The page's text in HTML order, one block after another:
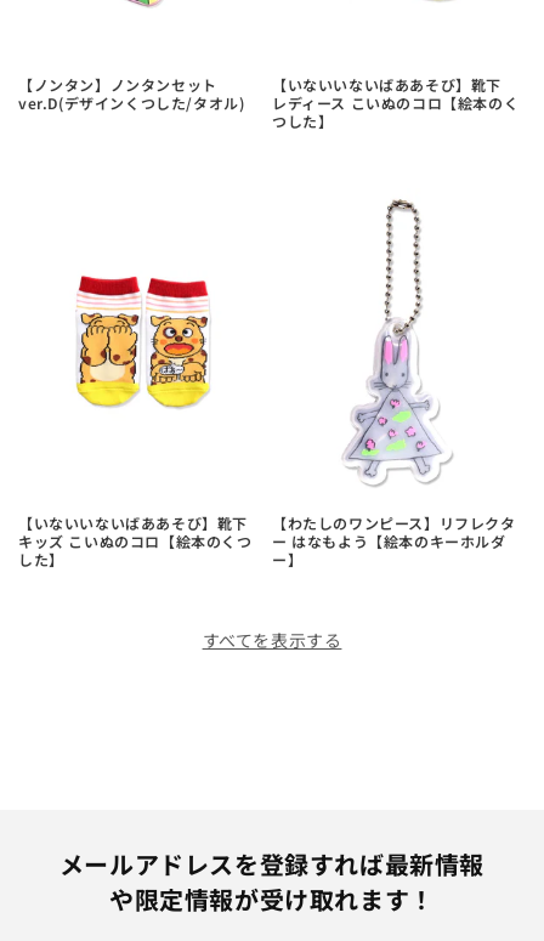
【ノンタン】ノンタンセット
ver.D(デザインくつした/タオル)
【いないいないばああそび】靴下
レディース こいぬのコロ【絵本のく
つした】
【いないいないばああそび】靴下
キッズ こいぬのコロ【絵本のくつ
した】
【わたしのワンピース】リフレクタ
ー はなもよう【絵本のキーホルダ
ー】
すべてを表示する
メールアドレスを登録すれば最新情報
や限定情報が受け取れます！